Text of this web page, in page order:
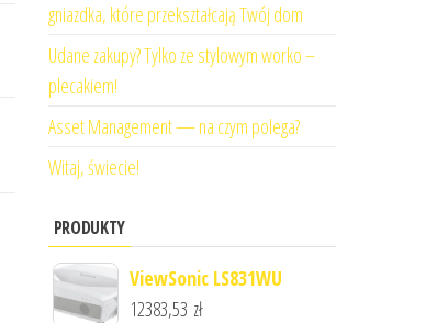
gniazdka, które przekształcają Twój dom
Udane zakupy? Tylko ze stylowym worko –
plecakiem!
Asset Management — na czym polega?
Witaj, świecie!
PRODUKTY
ViewSonic LS831WU
12383,53 zł